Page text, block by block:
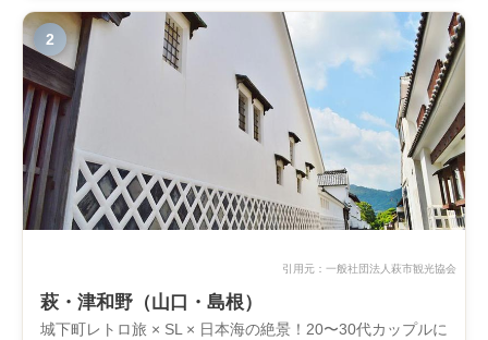
2
引用元： 一般社団法人萩市観光協会
萩・津和野（山口・島根）
城下町レトロ旅 × SL × 日本海の絶景！20〜30代カップルに